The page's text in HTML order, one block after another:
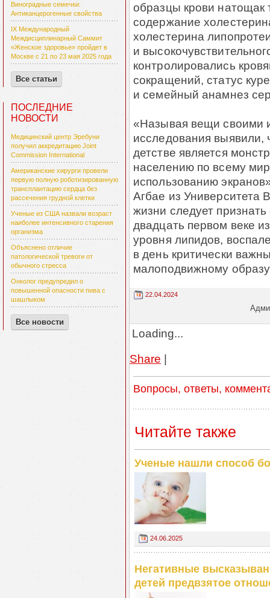
Виноградные семечки:
Антиканцерогенные свойства
IX Международный
Междисциплинарный Саммит
«Женское здоровье» пройдет в
Москве с 21 по 23 мая 2025 года
Все статьи
ПОСЛЕДНИЕ
НОВОСТИ
Медицинский центр Эребуни
получил аккредитацию Joint
Commission International
Американские хирурги провели
первую полную роботизированную
трансплантацию сердца без
рассечения грудной клетки
Ученые из США назвали возраст
наиболее интенсивного старения
организма
Объяснено отличие
патологической тревоги от
обычного стресса
Онколог предупредил о
повышенной опасности пива с
шашлыком
Все новости
образцы крови натощак
содержание
холестерина
и
контролировались
сокращений, статус
и семейный анамнез
«Называя вещи своими
исследования
детстве является
населению по всему
использованию
Агбае из Университета
жизни следует
двадцать первом веке
уровня липидов,
в день критически
малоподвижному
22.04.2024
Loading...
Share |
Вопросы, ответы,
Читайте также
Ученые нашли способ
24.06.2025
Негативные
детей предвзятое